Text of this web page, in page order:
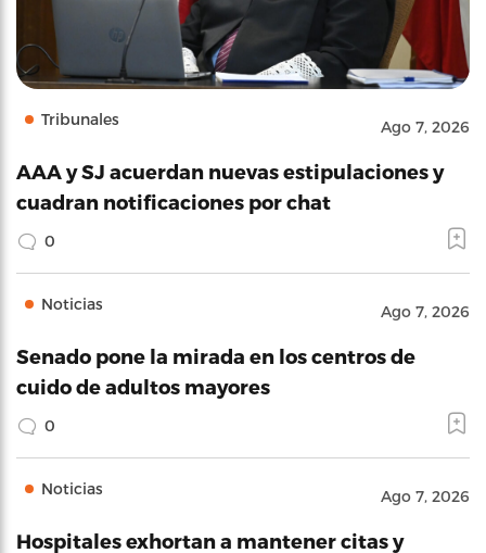
Tribunales Ago 7, 2026
AAA y SJ acuerdan nuevas estipulaciones y
cuadran notificaciones por chat
0
Noticias Ago 7, 2026
Senado pone la mirada en los centros de
cuido de adultos mayores
0
Noticias Ago 7, 2026
Hospitales exhortan a mantener citas y